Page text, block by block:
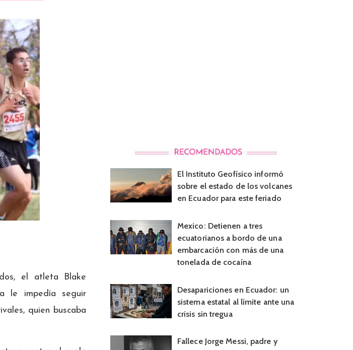
el atleta Blake
le impedía seguir
quien buscaba
El Instituto Geofísico informó
sobre el estado de los volcanes
en Ecuador para este feriado
Mexico: Detienen a tres
ecuatorianos a bordo de una
embarcación con más de una
tonelada de cocaína
Desapariciones en Ecuador: un
sistema estatal al límite ante una
crisis sin tregua
Fallece Jorge Messi, padre y